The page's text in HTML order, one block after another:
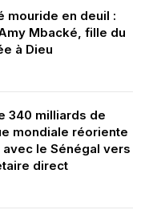
mouride en deuil :
Mbacké, fille du
à Dieu
340 milliards de
mondiale réoriente
le Sénégal vers
direct